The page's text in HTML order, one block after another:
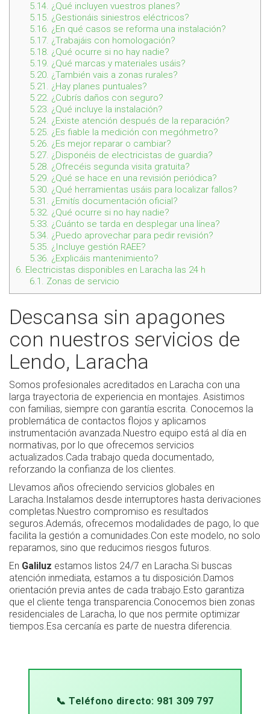
5.14. ¿Qué incluyen vuestros planes?
5.15. ¿Gestionáis siniestros eléctricos?
5.16. ¿En qué casos se reforma una instalación?
5.17. ¿Trabajáis con homologación?
5.18. ¿Qué ocurre si no hay nadie?
5.19. ¿Qué marcas y materiales usáis?
5.20. ¿También vais a zonas rurales?
5.21. ¿Hay planes puntuales?
5.22. ¿Cubrís daños con seguro?
5.23. ¿Qué incluye la instalación?
5.24. ¿Existe atención después de la reparación?
5.25. ¿Es fiable la medición con megóhmetro?
5.26. ¿Es mejor reparar o cambiar?
5.27. ¿Disponéis de electricistas de guardia?
5.28. ¿Ofrecéis segunda visita gratuita?
5.29. ¿Qué se hace en una revisión periódica?
5.30. ¿Qué herramientas usáis para localizar fallos?
5.31. ¿Emitís documentación oficial?
5.32. ¿Qué ocurre si no hay nadie?
5.33. ¿Cuánto se tarda en desplegar una línea?
5.34. ¿Puedo aprovechar para pedir revisión?
5.35. ¿Incluye gestión RAEE?
5.36. ¿Explicáis mantenimiento?
6. Electricistas disponibles en Laracha las 24 h
6.1. Zonas de servicio
Descansa sin apagones
con nuestros servicios de
Lendo, Laracha
Somos profesionales acreditados en Laracha con una
larga trayectoria de experiencia en montajes. Asistimos
con familias, siempre con garantía escrita. Conocemos la
problemática de contactos flojos y aplicamos
instrumentación avanzada.Nuestro equipo está al día en
normativas, por lo que ofrecemos servicios
actualizados.Cada trabajo queda documentado,
reforzando la confianza de los clientes.
Llevamos años ofreciendo servicios globales en
Laracha.Instalamos desde interruptores hasta derivaciones
completas.Nuestro compromiso es resultados
seguros.Además, ofrecemos modalidades de pago, lo que
facilita la gestión a comunidades.Con este modelo, no solo
reparamos, sino que reducimos riesgos futuros.
En Galiluz estamos listos 24/7 en Laracha.Si buscas
atención inmediata, estamos a tu disposición.Damos
orientación previa antes de cada trabajo.Esto garantiza
que el cliente tenga transparencia.Conocemos bien zonas
residenciales de Laracha, lo que nos permite optimizar
tiempos.Esa cercanía es parte de nuestra diferencia.
📞 Teléfono directo: 981 309 797